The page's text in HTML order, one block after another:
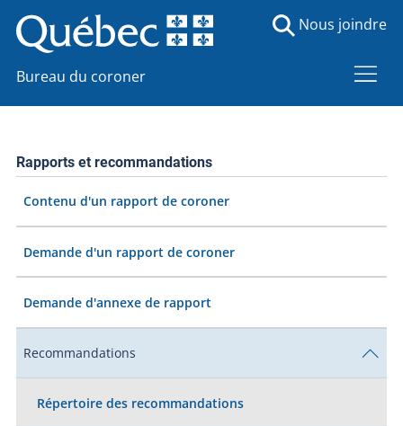
Bureau du coroner
Nous joindre
Rapports et recommandations
Contenu d'un rapport de coroner
Demande d'un rapport de coroner
Demande d'annexe de rapport
Recommandations
Répertoire des recommandations